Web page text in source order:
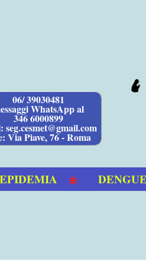
06/ 39030481
WhatsApp al
346 6000899
seg.cesmet@gmail.com
Via Piave, 76 - Roma
DENGUE